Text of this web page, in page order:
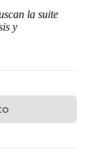
la suite
y